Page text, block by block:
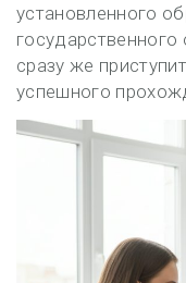
установленного
сразу же
успешного